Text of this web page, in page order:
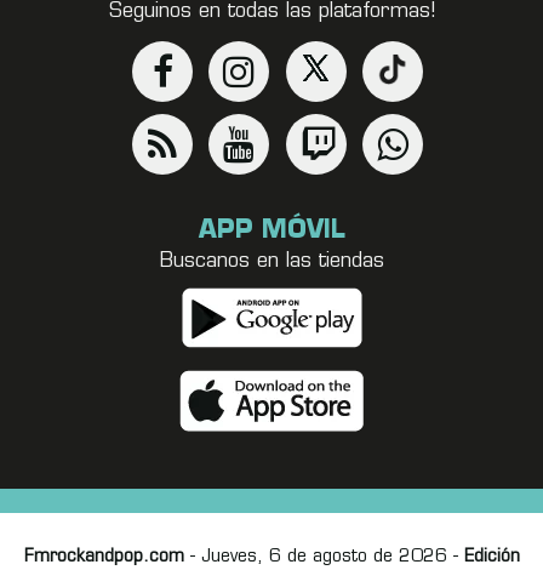
Seguinos en todas las plataformas!
APP MÓVIL
Buscanos en las tiendas
Fmrockandpop.com- Jueves, 6 de agosto de 2026 - Edición